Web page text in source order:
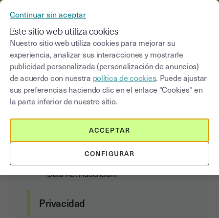
Acuerdo de tratamiento de
datos personales
Contratos con el cliente
Condiciones de suscripción y uso de los
Data Act Addendum
Privacidad
Continuar sin aceptar
Este sitio web utiliza cookies
Nuestro sitio web utiliza cookies para mejorar su
experiencia, analizar sus interacciones y mostrarle
publicidad personalizada (personalización de anuncios)
de acuerdo con nuestra política de cookies. Puede ajustar
sus preferencias haciendo clic en el enlace "Cookies" en
la parte inferior de nuestro sitio.
CONFIGURAR
ACCEPTAR